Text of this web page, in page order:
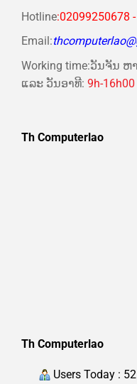
Hotline:02099250678
Email:
Working time:ວັນຈັນ ຫ
ແລະ ວັນອາທີ: 9h-16h00
Th Computerlao
Th Computerlao
Users Today : 52